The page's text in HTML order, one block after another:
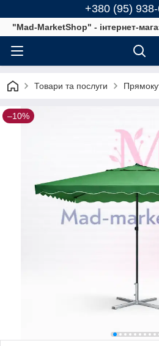
+380 (95)
"Mad-MarketShop" - інтернет-
Товари та послуги
–10%